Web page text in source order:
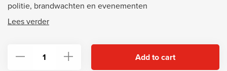
politie, brandwachten en evenementen
Lees verder
Neyfik® Beenholster voor Sprayblusser 750ml quantity
Add to cart